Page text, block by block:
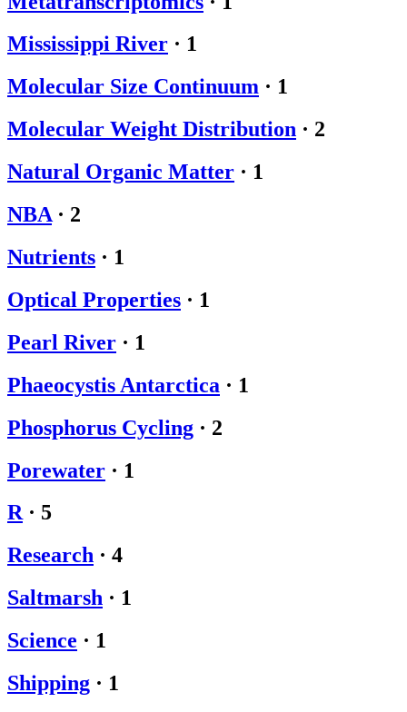
Mississippi River · 1
Molecular Size Continuum · 1
Molecular Weight Distribution · 2
Natural Organic Matter · 1
NBA · 2
Nutrients · 1
Optical Properties · 1
Pearl River · 1
Phaeocystis Antarctica · 1
Phosphorus Cycling · 2
Porewater · 1
R · 5
Research · 4
Saltmarsh · 1
Science · 1
Shipping · 1